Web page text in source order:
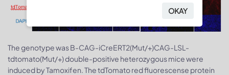
The genotype was B-CAG-iCreERT2(Mut/+)CAG-LSL-
tdtomato(Mut/+) double-positive heterozygous mice were
induced by Tamoxifen. The tdTomato red fluorescense protein
OKAY